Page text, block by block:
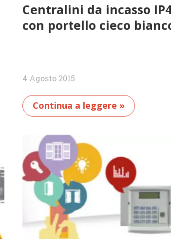
Centralini da incasso
con portello cieco
4 Agosto 2015
Continua a leggere »